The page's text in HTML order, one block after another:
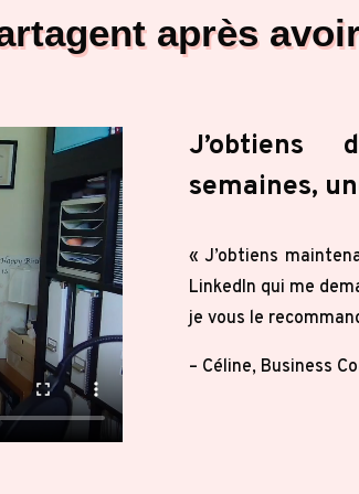
après
J’obtiens
semaines,
« J’obtiens
LinkedIn qui me
je vous le
– Céline, Business